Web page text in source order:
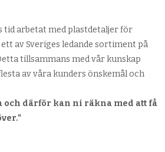
tid arbetat med plastdetaljer för
av Sveriges ledande sortiment på
tillsammans med vår kunskap
av våra kunders önskemål och
och därför kan ni räkna med att få